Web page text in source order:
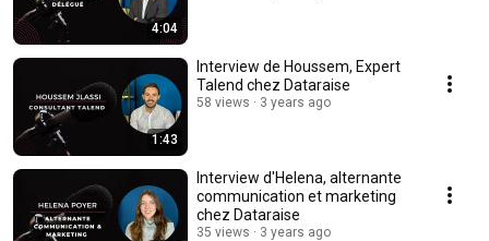
4:04
1:43
Interview de Houssem, Expert
Talend chez Dataraise
58 views 3 years ago
Interview d'Helena, alternante
communication et marketing
chez Dataraise
35 views 3 years ago